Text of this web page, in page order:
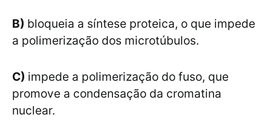
B) bloqueia a síntese proteica, o que impede
a polimerização dos microtúbulos.
C) impede a polimerização do fuso, que
promove a condensação da cromatina
nuclear.